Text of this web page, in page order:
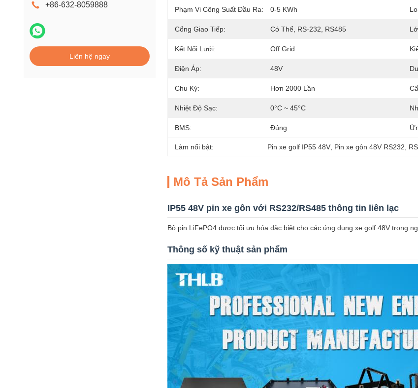
+86-632-8059888
Liên hệ ngay
Phạm Vi Công Suất Đầu Ra: 0-5 KWh
Cổng Giao Tiếp: Có Thể, RS-232, RS485
Kết Nối Lưới: Off Grid
Điện Áp: 48V
Chu Kỳ: Hơn 2000 Lần
Nhiệt Độ Sạc: 0°C ~ 45°C
BMS: Đúng
Làm nổi bật: Pin xe golf IP55 48V Pin xe gôn 48V RS232
Mô Tả Sản Phẩm
IP55 48V pin xe gôn với RS232/RS485 thông tin liên lạc
Bộ pin LiFePO4 được tối ưu hóa đặc biệt cho các ứng dụng xe golf 48V trong
Thông số kỹ thuật sản phẩm